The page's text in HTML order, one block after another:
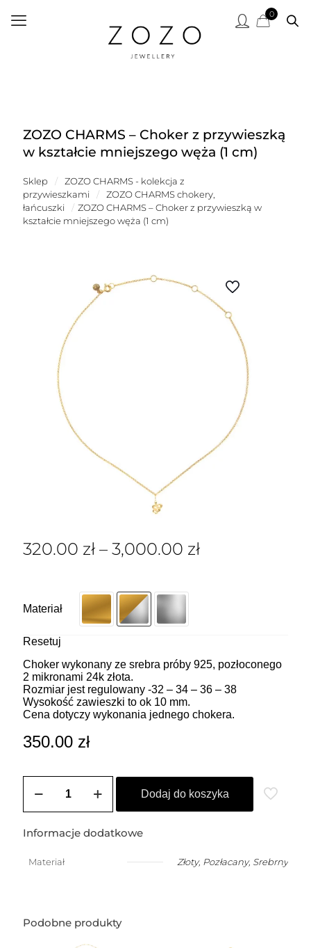
0
ZOZO CHARMS – Choker z przywieszką
w kształcie mniejszego węża (1 cm)
Sklep /
ZOZO CHARMS - kolekcja z
przywieszkami
/
ZOZO CHARMS chokery,
łańcuszki
/ ZOZO CHARMS – Choker z przywieszką w
kształcie mniejszego węża (1 cm)
320.00 zł – 3,000.00 zł
Materiał
Resetuj
Choker wykonany ze srebra próby 925, pozłoconego
2 mikronami 24k złota.
Rozmiar jest regulowany -32 – 34 – 36 – 38
Wysokość zawieszki to ok 10 mm.
Cena dotyczy wykonania jednego chokera.
350.00 zł
ZOZO
Choker
przywieszką
w
(1
Dodaj do koszyka
Informacje dodatkowe
Materiał Złoty, Pozłacany, Srebrny
Podobne produkty